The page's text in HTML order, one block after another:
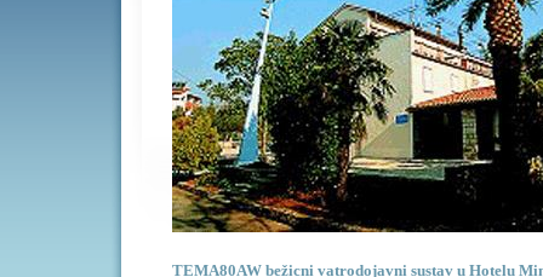
TEMA80AW bežicni vatrodojavni sustav u Hotelu